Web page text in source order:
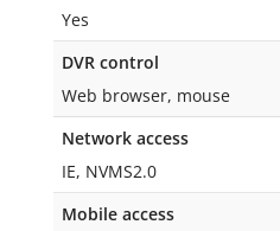
Yes
DVR control
Web browser, mouse
Network access
IE, NVMS2.0
Mobile access